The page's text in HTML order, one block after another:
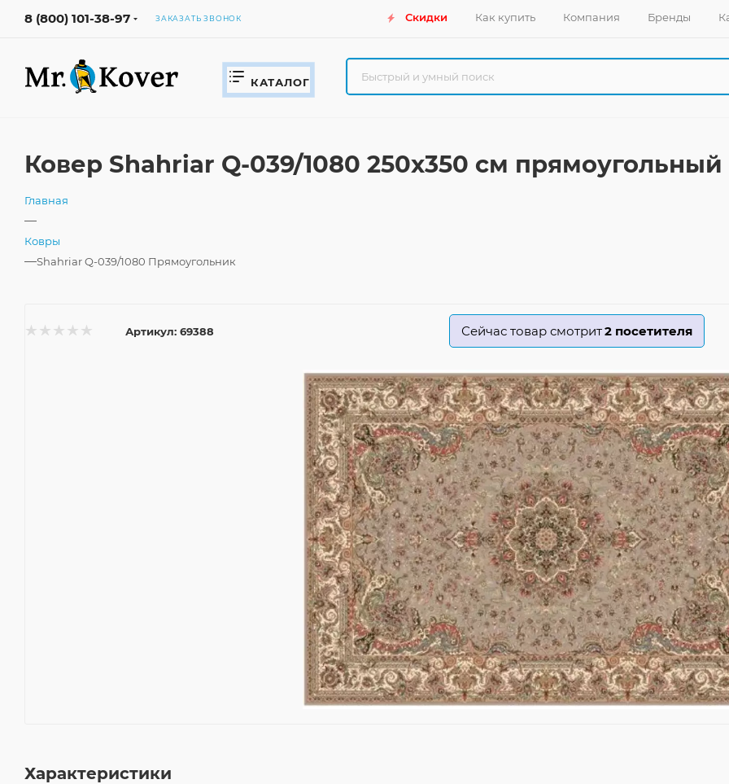
8 (800) 101-38-97 ЗАКАЗАТЬ ЗВОНОК Скидки Как купить Компания Бренды
КАТАЛОГ
Ковер Shahriar Q-039/1080 250x350 см прямоугольный
Главная
—
Ковры
—Shahriar Q-039/1080 Прямоугольник
Артикул: 69388 Сейчас товар смотрит2 посетителя
Характеристики